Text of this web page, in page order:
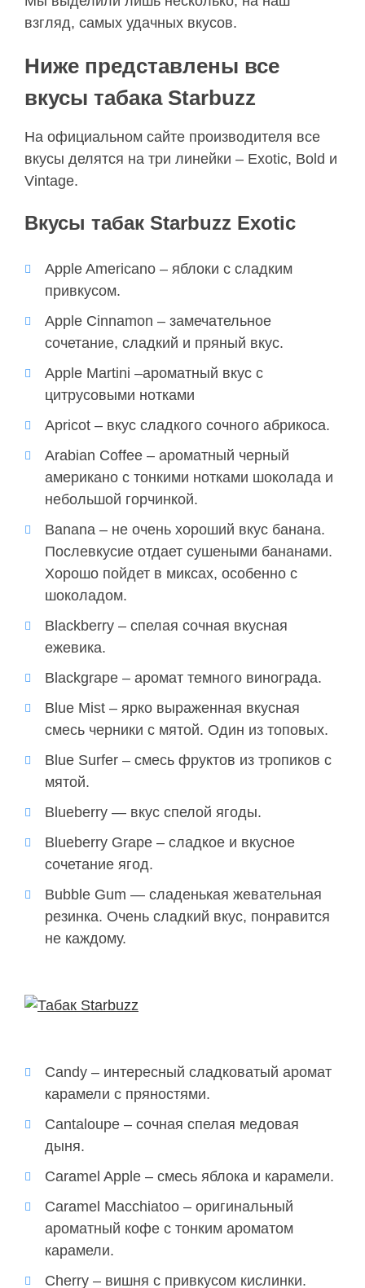
взгляд, самых удачных вкусов.
Ниже представлены все
вкусы табака Starbuzz
На официальном сайте производителя все
вкусы делятся на три линейки – Exotic, Bold и
Vintage.
Вкусы табак Starbuzz Exotic
Apple Americano – яблоки с сладким
привкусом.
Apple Cinnamon – замечательное
сочетание, сладкий и пряный вкус.
Apple Martini –ароматный вкус с
цитрусовыми нотками
Apricot – вкус сладкого сочного абрикоса.
Arabian Coffee – ароматный черный
американо с тонкими нотками шоколада и
небольшой горчинкой.
Banana – не очень хороший вкус банана.
Послевкусие отдает сушеными бананами.
Хорошо пойдет в миксах, особенно с
шоколадом.
Blackberry – спелая сочная вкусная
ежевика.
Blackgrape – аромат темного винограда.
Blue Mist – ярко выраженная вкусная
смесь черники с мятой. Один из топовых.
Blue Surfer – смесь фруктов из тропиков с
мятой.
Blueberry — вкус спелой ягоды.
Blueberry Grape – сладкое и вкусное
сочетание ягод.
Bubble Gum — сладенькая жевательная
резинка. Очень сладкий вкус, понравится
не каждому.
Candy – интересный сладковатый аромат
карамели с пряностями.
Cantaloupe – сочная спелая медовая
дыня.
Caramel Apple – смесь яблока и карамели.
Caramel Macchiatoo – оригинальный
ароматный кофе с тонким ароматом
карамели.
Cherry – вишня с привкусом кислинки.